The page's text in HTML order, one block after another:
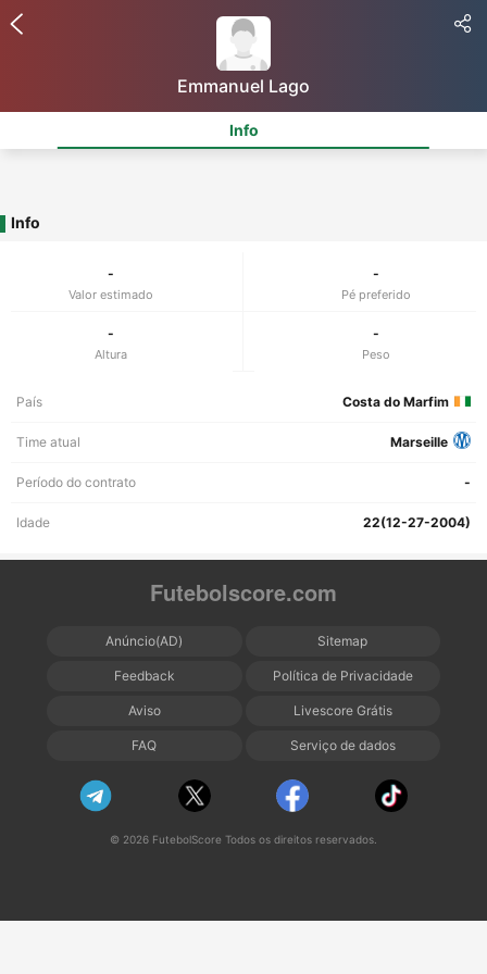
Emmanuel Lago
Info
Info
-
Valor estimado
-
Pé preferido
-
Altura
-
Peso
País Costa do Marfim
Time atual Marseille
Período do contrato -
Idade 22(12-27-2004)
Futebolscore.com
Anúncio(AD) Sitemap
Feedback Política de Privacidade
Aviso Livescore Grátis
FAQ Serviço de dados
© 2026 FutebolScore Todos os direitos reservados.